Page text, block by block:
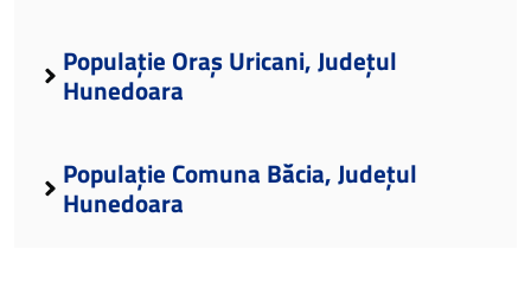
Populație Oraș Uricani, Județul
Hunedoara
Populație Comuna Băcia, Județul
Hunedoara